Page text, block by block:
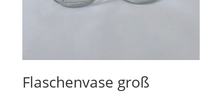
Flaschenvase groß